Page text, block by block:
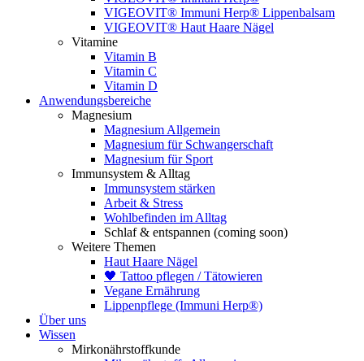
VIGEOVIT® Immuni Herp® Lippenbalsam
VIGEOVIT® Haut Haare Nägel
Vitamine
Vitamin B
Vitamin C
Vitamin D
Anwendungsbereiche
Magnesium
Magnesium Allgemein
Magnesium für Schwangerschaft
Magnesium für Sport
Immunsystem & Alltag
Immunsystem stärken
Arbeit & Stress
Wohlbefinden im Alltag
Schlaf & entspannen (coming soon)
Weitere Themen
Haut Haare Nägel
🖤 Tattoo pflegen / Tätowieren
Vegane Ernährung
Lippenpflege (Immuni Herp®)
Über uns
Wissen
Mirkonährstoffkunde